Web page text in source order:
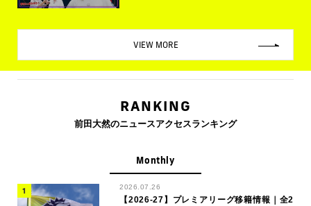
VIEW MORE
RANKING
前田大然のニュースアクセスランキング
Monthly
2026.07.26
【2026-27】プレミアリーグ移籍情報｜全2